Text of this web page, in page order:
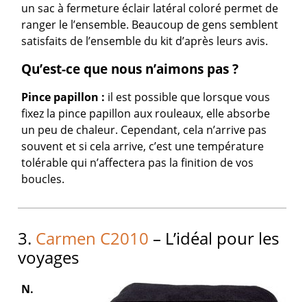
un sac à fermeture éclair latéral coloré permet de
ranger le l’ensemble. Beaucoup de gens semblent
satisfaits de l’ensemble du kit d’après leurs avis.
Qu’est-ce que nous n’aimons pas ?
Pince papillon : il est possible que lorsque vous
fixez la pince papillon aux rouleaux, elle absorbe
un peu de chaleur. Cependant, cela n’arrive pas
souvent et si cela arrive, c’est une température
tolérable qui n’affectera pas la finition de vos
boucles.
3. Carmen C2010 – L’idéal pour les
voyages
N.